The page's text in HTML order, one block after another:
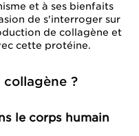
et à ses bienfaits
de s'interroger sur
de collagène et
cette protéine.
?
le corps humain